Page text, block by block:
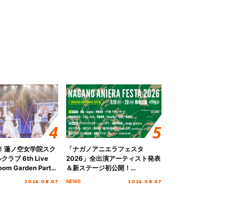
蓮ノ空女学院スク
クラブ 6th Live
Garden Party
Party
2026.08.07
「ナガノアニエラフェスタ
2026」全出演アーティスト発表
＆新ステージ初公開！
GEARMANIAの参戦も決定し、
NEWS 2026.08.07